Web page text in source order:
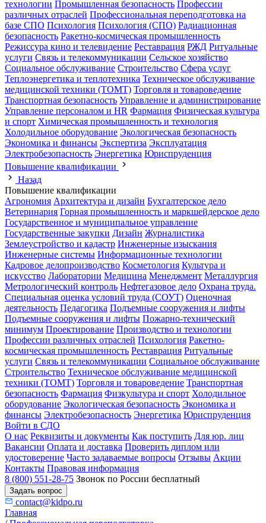
технологии Промышленная безопасность Профессии
различных отраслей Профессиональная переподготовка на
базе СПО Психология Психология (СПО) Радиационная
безопасность Ракетно-космическая промышленность
Режиссура кино и телевидение Реставрация РЖД Ритуальные
услуги Связь и телекоммуникации Сельское хозяйство
Социальное обслуживание Строительство Сфера услуг
Теплоэнергетика и теплотехника Техническое обслуживание
медицинской техники (ТОМТ) Торговля и товароведение
Транспортная безопасность Управление и администрирование
Управление персоналом и HR Фармация Физическая культура
и спорт Химическая промышленность и технология
Холодильное оборудование Экологическая безопасность
Экономика и финансы Экспертиза Эксплуатация
Электробезопасность Энергетика Юриспруденция
Повышение квалификации
Назад
Повышение квалификации
Агрономия Архитектура и дизайн Бухгалтерское дело
Ветеринария Горная промышленность и маркшейдерское дело
Государственное и муниципальное управление
Государственные закупки Дизайн Журналистика
Землеустройство и кадастр Инженерные изыскания
Инженерные системы Информационные технологии
Кадровое делопроизводство Косметология Культура и
искусство Лаборатории Медицина Менеджмент Металлургия
Метрологический контроль Нефтегазовое дело Охрана труда.
Специальная оценка условий труда (СОУТ) Оценочная
деятельность Педагогика Подъемные сооружения и лифты
Подъемные сооружения и лифты Пожарно-технический
минимум Проектирование Производство и технологии
Профессии различных отраслей Психология Ракетно-
космическая промышленность Реставрация Ритуальные
услуги Связь и телекоммуникации Социальное обслуживание
Строительство Техническое обслуживание медицинской
техники (ТОМТ) Торговля и товароведение Транспортная
безопасность Фармация Физкультура и спорт Холодильное
оборудование Экологическая безопасность Экономика и
финансы Электробезопасность Энергетика Юриспруденция
Войти в СДО
О нас Реквизиты и документы Как поступить Для юр. лиц
Вакансии Оплата и доставка Проверить диплом или
удостоверение Часто задаваемые вопросы Отзывы Акции
Контакты Правовая информация
8 (800) 551-28-75 Звонок по России бесплатный
Задать вопрос
contact@kidpo.ru
Главная